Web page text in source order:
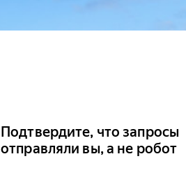
Подтвердите, что запросы
отправляли вы, а не робот